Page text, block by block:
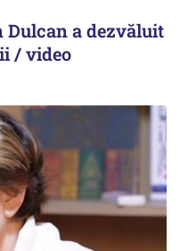
Dulcan a dezvăluit
/ video